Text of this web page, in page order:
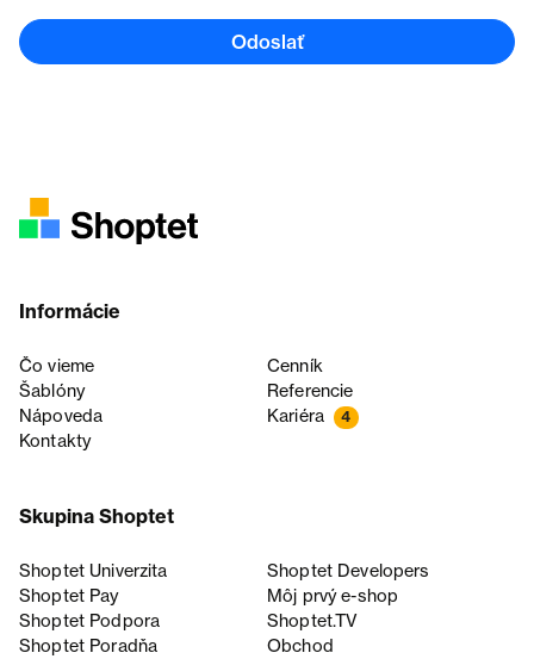
Odoslať
Informácie
Čo vieme
Cenník
Šablóny
Referencie
Nápoveda
Kariéra 4
Kontakty
Skupina Shoptet
Shoptet Univerzita
Shoptet Developers
Shoptet Pay
Môj prvý e-shop
Shoptet Podpora
Shoptet.TV
Shoptet Poradňa
Obchod